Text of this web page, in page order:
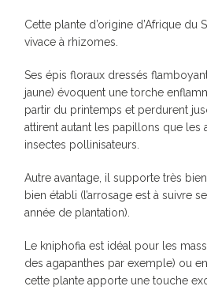
Cette plante d’origine d’Afrique du
vivace à rhizomes.
Ses épis floraux dressés
jaune) évoquent une torche
partir du printemps et perdurent
attirent autant les papillons que les
insectes pollinisateurs.
Autre avantage, il supporte très
bien établi (l’arrosage est à suivre
année de plantation).
Le kniphofia est idéal pour les
des agapanthes par exemple) ou
cette plante apporte une touche